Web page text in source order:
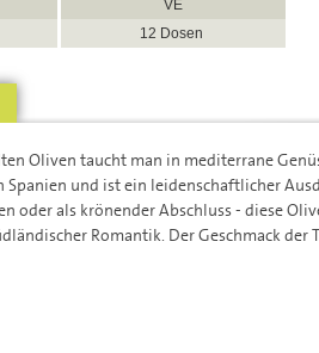
VE
12 Dosen
Oliven taucht man in mediterrane
Spanien und ist ein leidenschaftlicher
oder als krönender Abschluss - diese
Romantik. Der Geschmack